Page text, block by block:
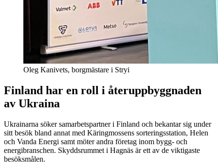
Oleg Kanivets, borgmästare i Stryi
Finland har en roll i återuppbyggnaden
av Ukraina
Ukrainarna söker samarbetspartner i Finland och bekantar sig under
sitt besök bland annat med Käringmossens sorteringsstation, Helen
och Vanda Energi samt möter andra företag inom bygg- och
energibranschen. Skyddsrummet i Hagnäs är ett av de viktigaste
besöksmålen.